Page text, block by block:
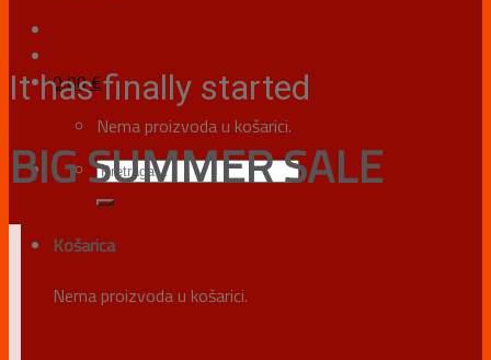
0,00€
Nema proizvoda u košarici.
Košarica
Nema proizvoda u košarici.
It has finally started
BIG SUMMER SALE